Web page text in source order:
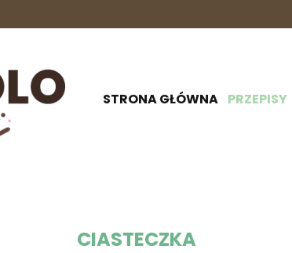
STRONA GŁÓWNA PRZEPISY
CIASTECZKA